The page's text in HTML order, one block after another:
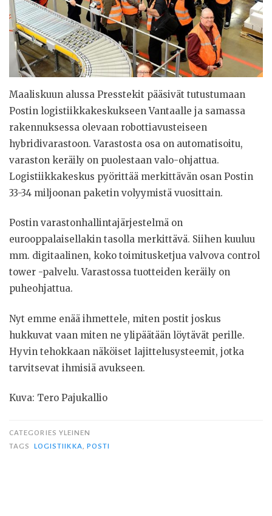
Maaliskuun alussa Presstekit pääsivät tutustumaan
Postin logistiikkakeskukseen Vantaalle ja samassa
rakennuksessa olevaan robottiavusteiseen
hybridivarastoon. Varastosta osa on automatisoitu,
varaston keräily on puolestaan valo-ohjattua.
Logistiikkakeskus pyörittää merkittävän osan Postin
33-34 miljoonan paketin volyymistä vuosittain.
Postin varastonhallintajärjestelmä on
eurooppalaisellakin tasolla merkittävä. Siihen kuuluu
mm. digitaalinen, koko toimitusketjua valvova control
tower -palvelu. Varastossa tuotteiden keräily on
puheohjattua.
Nyt emme enää ihmettele, miten postit joskus
hukkuvat vaan miten ne ylipäätään löytävät perille.
Hyvin tehokkaan näköiset lajittelusysteemit, jotka
tarvitsevat ihmisiä avukseen.
Kuva: Tero Pajukallio
CATEGORIES YLEINEN
TAGS
LOGISTIIKKA POSTI